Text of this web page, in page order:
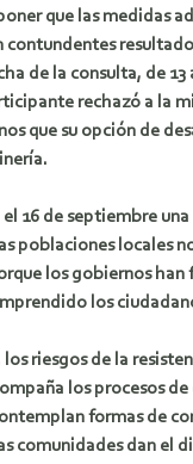
que las medidas
contundentes
de la consulta, de
rechazó a la
que su opción de
el 16 de septiembre
poblaciones locales
los gobiernos
los
riesgos de la
los procesos
formas de
comunidades dan el